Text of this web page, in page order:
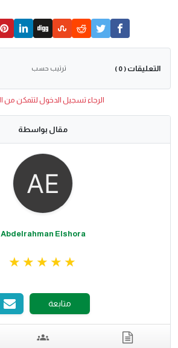
التعليقات ( 0 ) ترتيب حسب
الرجاء تسجيل الدخول لتتمكن من
مقال بواسطة
Abdelrahman Elshora
متابعة